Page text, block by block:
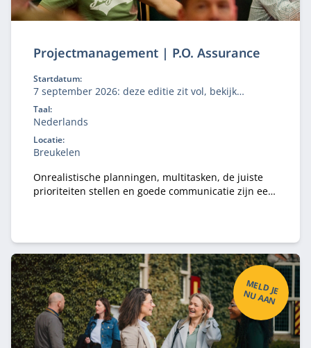
Projectmanagement | P.O. Assurance
Startdatum:
7 september 2026: deze editie zit vol, bekijk
'aanmelden' voor de wachtlijst.
Taal:
Nederlands
Locatie:
Breukelen
Onrealistische planningen, multitasken, de juiste
prioriteiten stellen en goede communicatie zijn een
M
ELD
JE
N
U
A
A
N